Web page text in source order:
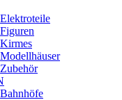
Elektroteile
Figuren
Kirmes
Modellhäuser
Zubehör
Bahnhöfe